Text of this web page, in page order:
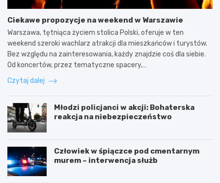
Ciekawe propozycje na weekend w Warszawie
Warszawa, tętniąca życiem stolica Polski, oferuje w ten
weekend szeroki wachlarz atrakcji dla mieszkańców i turystów.
Bez względu na zainteresowania, każdy znajdzie coś dla siebie.
Od koncertów, przez tematyczne spacery,…
Czytaj dalej
Młodzi policjanci w akcji: Bohaterska
reakcja na niebezpieczeństwo
Człowiek w śpiączce pod cmentarnym
murem – interwencja służb